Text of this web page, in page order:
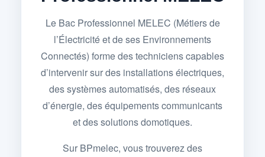
Le Bac Professionnel MELEC (Métiers de
l’Électricité et de ses Environnements
Connectés) forme des techniciens capables
d’intervenir sur des installations électriques,
des systèmes automatisés, des réseaux
d’énergie, des équipements communicants
et des solutions domotiques.
Sur BPmelec, vous trouverez des